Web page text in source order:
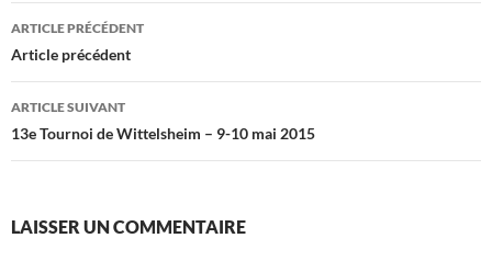
Navigation
des
articles
ARTICLE PRÉCÉDENT
Article précédent
ARTICLE SUIVANT
13e Tournoi de Wittelsheim – 9-10 mai 2015
LAISSER UN COMMENTAIRE